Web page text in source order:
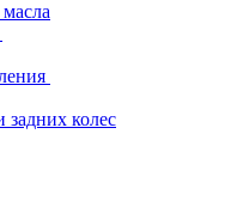
задних колес